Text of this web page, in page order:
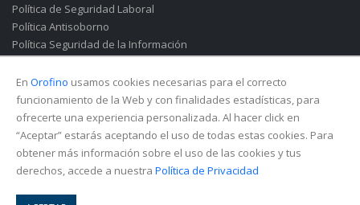
Política de Seguridad Laboral
Política Antisoborno
Política Seguridad de la Información
Canal de Denuncias(Soborno)
En Orofino usamos cookies necesarias para el correcto
funcionamiento de la Web y con finalidades estadísticas, para
ofrecerte una experiencia personalizada. Al hacer click en
“Aceptar” estarás aceptando el uso de todas estas cookies. Para
obtener más información sobre el uso de las cookies y tus
derechos, accede a nuestra Política de Privacidad